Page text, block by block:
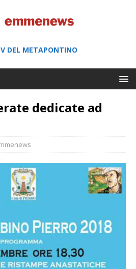
DEL METAPONTINO
dedicate ad